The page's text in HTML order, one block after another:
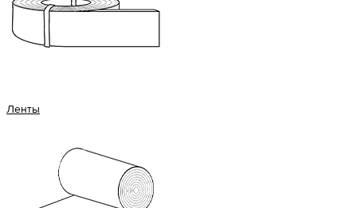
Ленты